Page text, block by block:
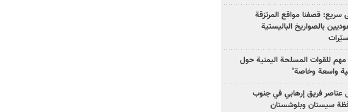
سريع: قصفنا مواقع المرتزقة
بالصواريخ الباليستية
مهم للقوات المسلحة اليمنية حول
واسعة وخاصة"
عناصر فريق إرهابي في جنوب
سيستان وبلوشستان